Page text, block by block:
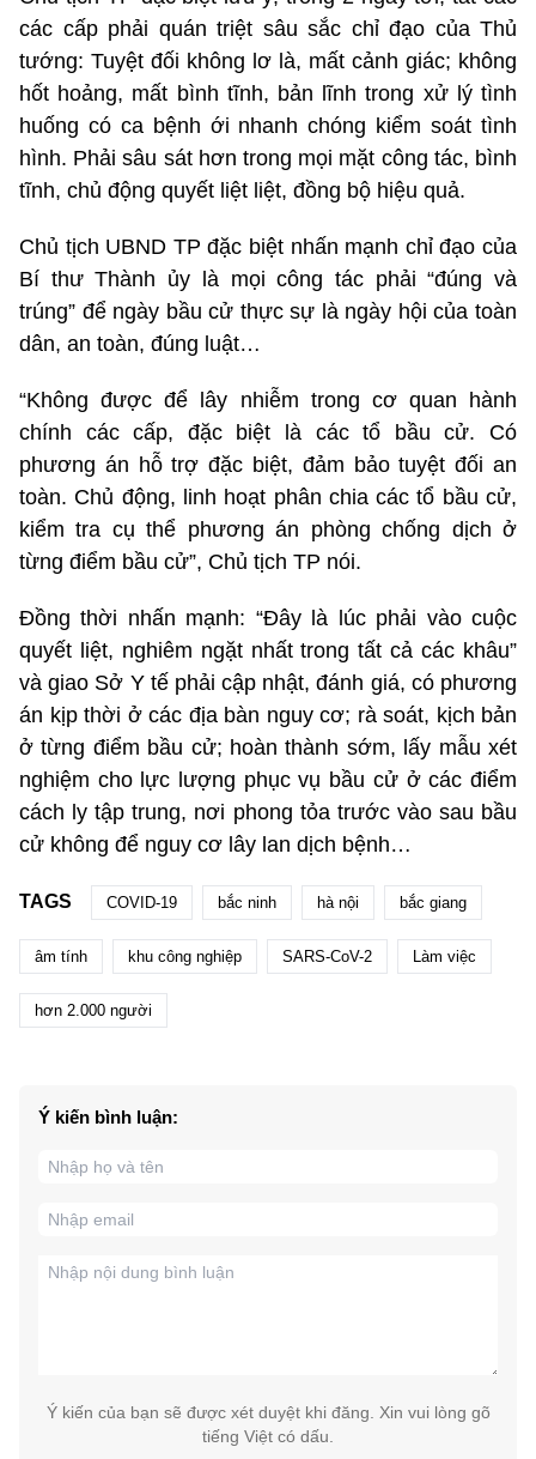
các cấp phải quán triệt sâu sắc chỉ đạo của Thủ
tướng: Tuyệt đối không lơ là, mất cảnh giác; không
hốt hoảng, mất bình tĩnh, bản lĩnh trong xử lý tình
huống có ca bệnh ới nhanh chóng kiểm soát tình
hình. Phải sâu sát hơn trong mọi mặt công tác, bình
tĩnh, chủ động quyết liệt liệt, đồng bộ hiệu quả.
Chủ tịch UBND TP đặc biệt nhấn mạnh chỉ đạo của
Bí thư Thành ủy là mọi công tác phải “đúng và
trúng” để ngày bầu cử thực sự là ngày hội của toàn
dân, an toàn, đúng luật…
“Không được để lây nhiễm trong cơ quan hành
chính các cấp, đặc biệt là các tổ bầu cử. Có
phương án hỗ trợ đặc biệt, đảm bảo tuyệt đối an
toàn. Chủ động, linh hoạt phân chia các tổ bầu cử,
kiểm tra cụ thể phương án phòng chống dịch ở
từng điểm bầu cử”, Chủ tịch TP nói.
Đồng thời nhấn mạnh: “Đây là lúc phải vào cuộc
quyết liệt, nghiêm ngặt nhất trong tất cả các khâu”
và giao Sở Y tế phải cập nhật, đánh giá, có phương
án kịp thời ở các địa bàn nguy cơ; rà soát, kịch bản
ở từng điểm bầu cử; hoàn thành sớm, lấy mẫu xét
nghiệm cho lực lượng phục vụ bầu cử ở các điểm
cách ly tập trung, nơi phong tỏa trước vào sau bầu
cử không để nguy cơ lây lan dịch bệnh…
TAGS COVID-19 bắc ninh hà nội bắc giang
âm tính khu công nghiệp SARS-CoV-2 Làm việc
hơn 2.000 người
Ý kiến bình luận:
Ý kiến của bạn sẽ được xét duyệt khi đăng. Xin vui lòng gõ
tiếng Việt có dấu.